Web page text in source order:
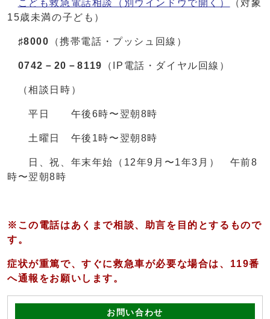
こども救急電話相談 （別ウインドウで開く）
（対象
15歳未満の子ども）
♯8000 （携帯電話・プッシュ回線）
0742－20－8119 （IP電話・ダイヤル回線）
（相談日時）
平日 午後6時〜翌朝8時
土曜日 午後1時〜翌朝8時
日、祝、年末年始（12年9月〜1年3月） 午前8
時〜翌朝8時
※この電話はあくまで相談、助言を目的とするもので
す。
症状が重篤で、すぐに救急車が必要な場合は、119番
へ通報をお願いします。
お問い合わせ